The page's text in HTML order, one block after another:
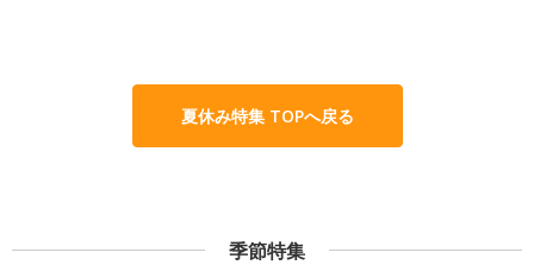
夏休み特集 TOPへ戻る
季節特集